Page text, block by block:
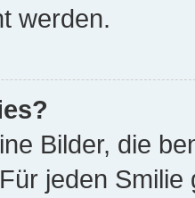
werden.
Bilder, die
jeden